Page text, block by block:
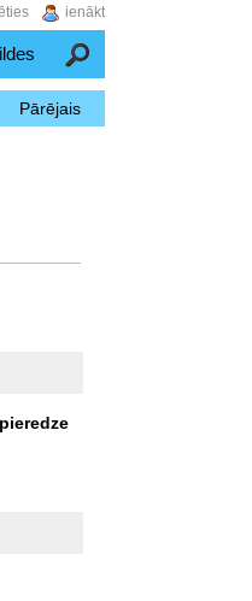
Meklēšana
Pārējais
pieredze
ienākt